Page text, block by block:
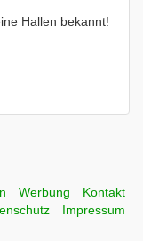
Hallen bekannt!
Werbung
Kontakt
Impressum